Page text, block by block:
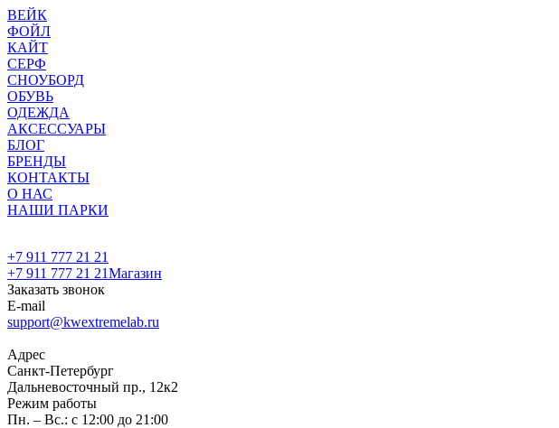
ВЕЙК
ФОЙЛ
КАЙТ
СЕРФ
СНОУБОРД
ОБУВЬ
ОДЕЖДА
АКСЕССУАРЫ
БЛОГ
БРЕНДЫ
КОНТАКТЫ
О НАС
НАШИ ПАРКИ
+7 911 777 21 21
+7 911 777 21 21Магазин
Заказать звонок
E-mail
support@kwextremelab.ru
Адрес
Санкт-Петербург
Дальневосточный пр., 12к2
Режим работы
Пн. – Вс.: с 12:00 до 21:00